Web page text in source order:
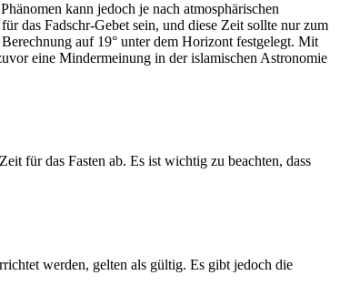
kann jedoch je nach atmosphärischen
das Fadschr-Gebet sein, und diese Zeit sollte nur zum
auf 19° unter dem Horizont festgelegt. Mit
eine Mindermeinung in der islamischen Astronomie
für das Fasten ab. Es ist wichtig zu beachten, dass
werden, gelten als gültig. Es gibt jedoch die